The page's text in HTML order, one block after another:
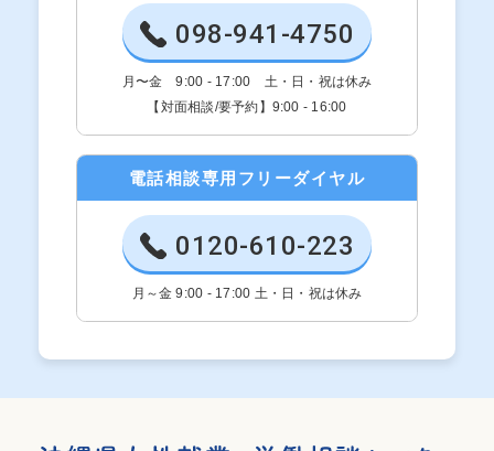
098-941-4750
月〜金 9:00 - 17:00 土・日・祝は休み
【対面相談/要予約】9:00 - 16:00
電話相談専用フリーダイヤル
0120-610-223
月～金 9:00 - 17:00 土・日・祝は休み